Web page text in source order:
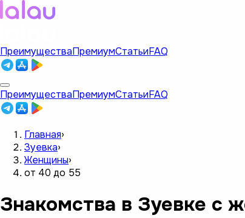
ПреимуществаПремиумСтатьиFAQ
ПреимуществаПремиумСтатьиFAQ
Главная›
Зуевка›
Женщины›
от 40 до 55
Знакомства в Зуевке с